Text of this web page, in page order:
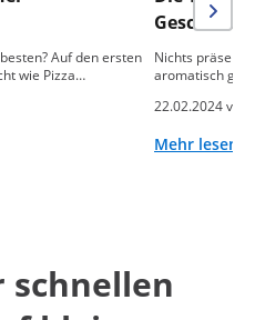
Auf den ersten
wie Pizza…
Nichts
aromatisch
22.02.2024 von
Mehr lesen
schnellen